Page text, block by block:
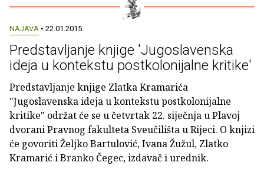
NAJAVA • 22.01.2015.
Predstavljanje knjige 'Jugoslavenska
ideja u kontekstu postkolonijalne kritike'
Predstavljanje knjige Zlatka Kramarića
"Jugoslavenska ideja u kontekstu postkolonijalne
kritike" održat će se u četvrtak 22. siječnja u Plavoj
dvorani Pravnog fakulteta Sveučilišta u Rijeci. O knjizi
će govoriti Željko Bartulović, Ivana Žužul, Zlatko
Kramarić i Branko Čegec, izdavač i urednik.